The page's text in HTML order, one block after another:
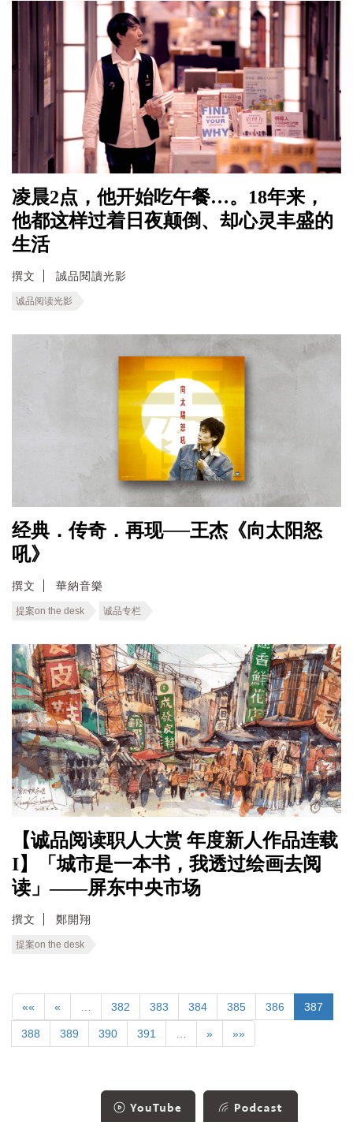
凌晨2点，他开始吃午餐…。18年来，
他都这样过着日夜颠倒、却心灵丰盛的
生活
撰文 誠品閱讀光影
诚品阅读光影
经典．传奇．再现──王杰《向太阳怒
吼》
撰文 華納音樂
提案on the desk 诚品专栏
【诚品阅读职人大赏 年度新人作品连载
I】「城市是一本书，我透过绘画去阅
读」——屏东中央市场
撰文 鄭開翔
提案on the desk
«« « 382 383 384 385 386 387
388 389 390 391 » »»